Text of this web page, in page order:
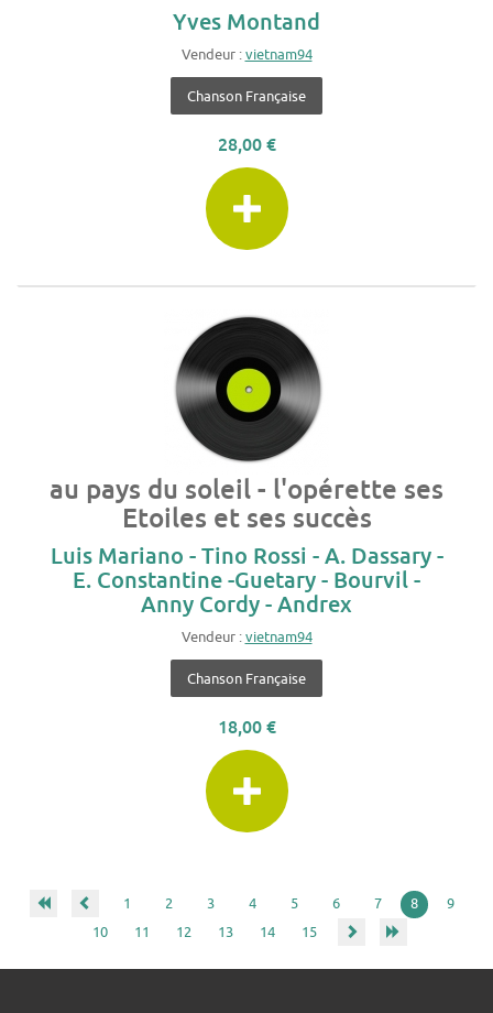
Yves Montand
Vendeur :vietnam94
Chanson Française
28,00 €
au pays du soleil - l'opérette ses
Etoiles et ses succès
Luis Mariano - Tino Rossi - A. Dassary -
E. Constantine -Guetary - Bourvil -
Anny Cordy - Andrex
Vendeur :vietnam94
Chanson Française
18,00 €
1 2 3 4 5 6 7 8
9
10
11 12 13 14 15